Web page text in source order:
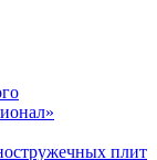
плит